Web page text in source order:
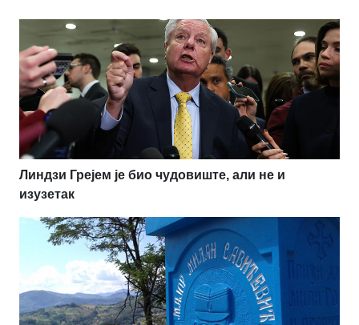
Линдзи Грејем је био чудовиште, али не и
изузетак